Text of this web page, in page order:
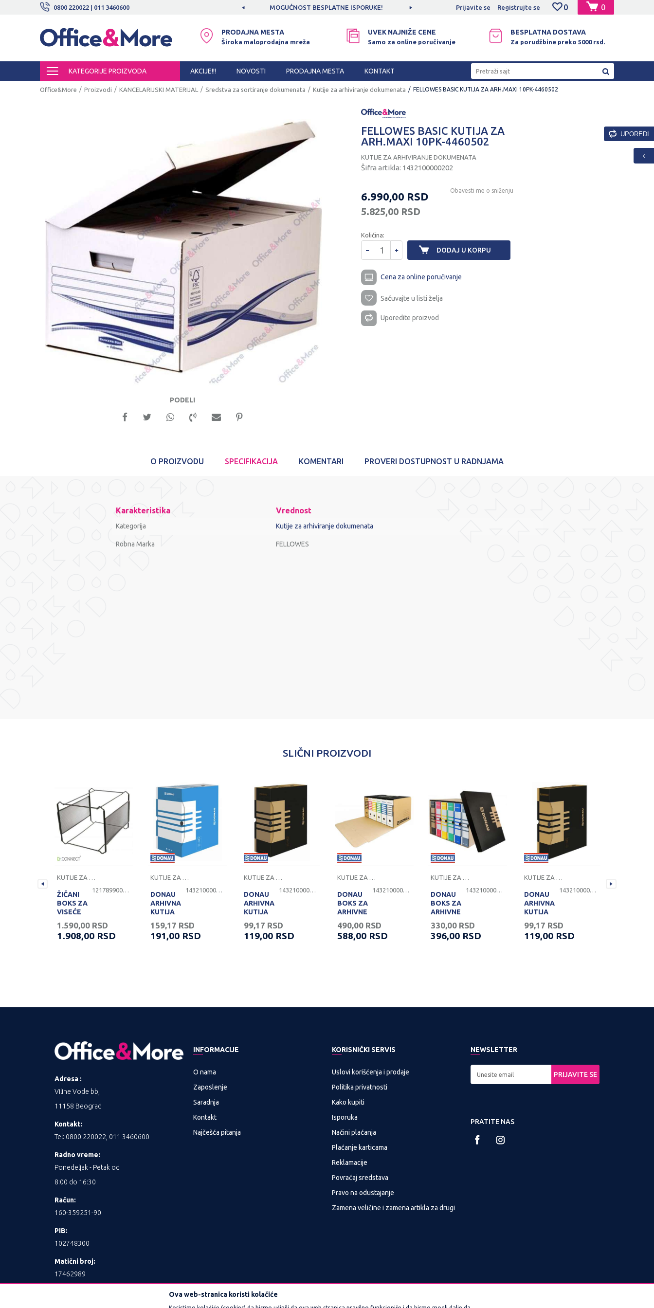
0800 220022 | 011 3460600
ISPORUKE! SIGURNO PLAĆANJE PLATNIM KARTICAMA! MOGUĆNOST BESPLATNE ISPORUKE! SIGURNO PLAĆANJE PLATNIM KARTICAMA! 0
0
Prijavite se Registrujte se
PRODAJNA MESTA
Široka maloprodajna mreža
UVEK NAJNIŽE CENE
Samo za online poručivanje
BESPLATNA DOSTAVA
Za porudžbine preko 5000 rsd.
KATEGORIJE PROIZVODA AKCIJE!!! NOVOSTI PRODAJNA MESTA KONTAKT Pretraži sajt
Office&More Proizvodi KANCELARIJSKI MATERIJAL Sredstva za sortiranje dokumenata Kutije za arhiviranje dokumenata FELLOWES BASIC KUTIJA ZA ARH.MAXI 10PK-4460502
PODELI
FELLOWES BASIC KUTIJA ZA
ARH.MAXI 10PK-4460502
KUTIJE ZA ARHIVIRANJE DOKUMENATA
Šifra artikla: 1432100000202
6.990,00 RSD
5.825,00 RSD
Obavesti me o sniženju
Količina:
DODAJ U KORPU
Cena za online poručivanje
Sačuvajte u listi želja
Uporedite proizvod
O PROIZVODU SPECIFIKACIJA KOMENTARI PROVERI DOSTUPNOST U RADNJAMA
Karakteristika Vrednost
Kategorija Kutije za arhiviranje dokumenata
Robna Marka FELLOWES
SLIČNI PROIZVODI
KUTIJE ZA ARHIVIRANJE DOKUMENATA
1217899000062
ŽIČANI
BOKS ZA
VISEĆE
CRNA
BOJA
1.590,00 RSD
1.908,00 RSD
KUTIJE ZA ARHIVIRANJE DOKUMENATA
1432100000220
DONAU
ARHIVNA
KUTIJA
159,17 RSD
191,00 RSD
KUTIJE ZA ARHIVIRANJE DOKUMENATA
1432100000026
DONAU
ARHIVNA
KUTIJA
99,17 RSD
119,00 RSD
KUTIJE ZA ARHIVIRANJE DOKUMENATA
1432100000028
DONAU
BOKS ZA
ARHIVNE
OTVOR
BOČNO
490,00 RSD
588,00 RSD
KUTIJE ZA ARHIVIRANJE DOKUMENATA
1432100000027
DONAU
BOKS ZA
ARHIVNE
OTVOR
NA VRHU
330,00 RSD
396,00 RSD
KUTIJE ZA ARHIVIRANJE DOKUMENATA
1432100000025
DONAU
ARHIVNA
KUTIJA
99,17 RSD
119,00 RSD
UPOREDI
Adresa :
Viline Vode bb,
11158 Beograd
Kontakt:
Tel: 0800 220022, 011 3460600
Radno vreme:
Ponedeljak - Petak od
8:00 do 16:30
Račun:
160-359251-90
PIB:
102748300
Matični broj:
17462989
INFORMACIJE
O nama
Zaposlenje
Saradnja
Kontakt
Najčešća pitanja
KORISNIČKI SERVIS
Uslovi korišćenja i prodaje
Politika privatnosti
Kako kupiti
Isporuka
Načini plaćanja
Plaćanje karticama
Reklamacije
Povraćaj sredstava
Pravo na odustajanje
Zamena veličine i zamena artikla za drugi
NEWSLETTER
PRIJAVITE SE
PRATITE NAS
Ova web-stranica koristi kolačiće